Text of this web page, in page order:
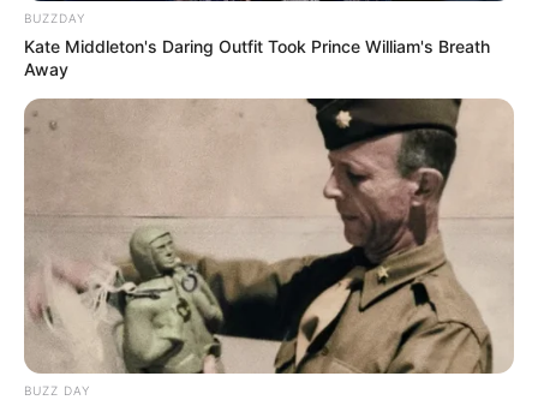
BUZZDAY
Kate Middleton's Daring Outfit Took Prince William's Breath
Away
BUZZ DAY